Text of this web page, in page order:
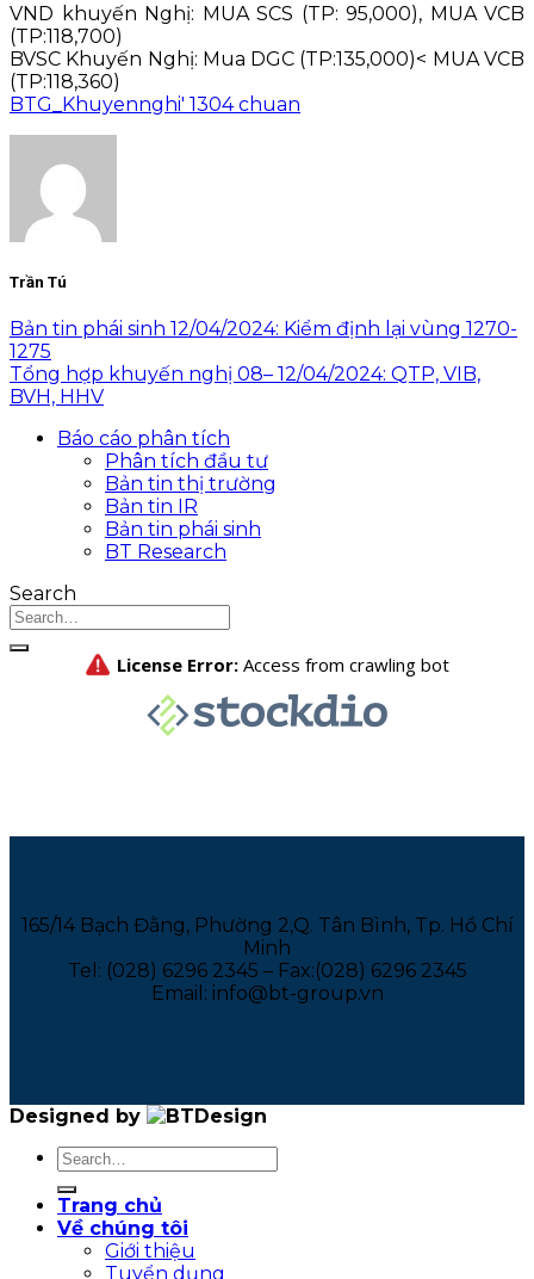
VND khuyến Nghị: MUA SCS (TP: 95,000), MUA VCB
(TP:118,700)
BVSC Khuyến Nghị: Mua DGC (TP:135,000)< MUA VCB
(TP:118,360)
BTG_Khuyennghi' 1304 chuan
Trần Tú
Bản tin phái sinh 12/04/2024: Kiểm định lại vùng 1270-
1275
Tổng hợp khuyến nghị 08– 12/04/2024: QTP, VIB,
BVH, HHV
Báo cáo phân tích
Phân tích đầu tư
Bản tin thị trường
Bản tin IR
Bản tin phái sinh
BT Research
Search
165/14 Bạch Đằng, Phường 2,Q. Tân Bình, Tp. Hồ Chí
Minh
Tel: (028) 6296 2345 – Fax:(028) 6296 2345
Email: info@bt-group.vn
Designed by
Trang chủ
Về chúng tôi
Giới thiệu
Tuyển dụng